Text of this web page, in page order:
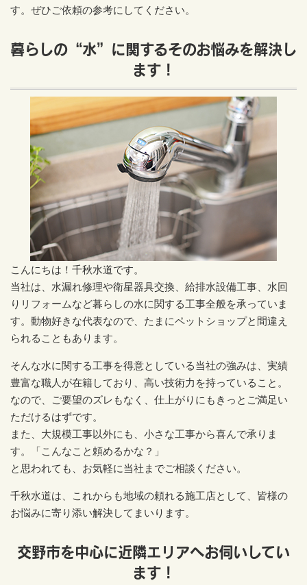
す。ぜひご依頼の参考にしてください。
暮らしの“水”に関するそのお悩みを解決し
ます！
こんにちは！千秋水道です。
当社は、水漏れ修理や衛星器具交換、給排水設備工事、水回
りリフォームなど暮らしの水に関する工事全般を承っていま
す。動物好きな代表なので、たまにペットショップと間違え
られることもあります。
そんな水に関する工事を得意としている当社の強みは、実績
豊富な職人が在籍しており、高い技術力を持っていること。
なので、ご要望のズレもなく、仕上がりにもきっとご満足い
ただけるはずです。
また、大規模工事以外にも、小さな工事から喜んで承りま
す。「こんなこと頼めるかな？」
と思われても、お気軽に当社までご相談ください。
千秋水道は、これからも地域の頼れる施工店として、皆様の
お悩みに寄り添い解決してまいります。
交野市を中心に近隣エリアへお伺いしてい
ます！